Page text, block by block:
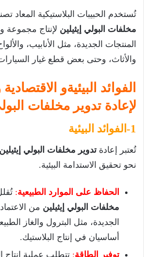
تُستخدم الحبيبات البلاستيكية المعاد
مخلفات البولي إيثيلين لإنتاج مجموعة
المنتجات الجديدة، مثل الأنابيب،
والأثاث، وحتى بعض قطع غيار
الفوائد البيئيةو
لإعادة تدوير مخلفات
1-الفوائد البيئية
تُعتبر إعادةتدوير مخلفات البولي إيثيلين
نحو تحقيق الاستدامة البيئية.
الحفاظ على الموارد الطبيعية:
مخلفات البولي إيثيلين من
الجديدة، مثل البترول والغاز
أساسيان في إنتاج البلاستيك.
توفير الطاقة: تتطلب عملية إنتاج